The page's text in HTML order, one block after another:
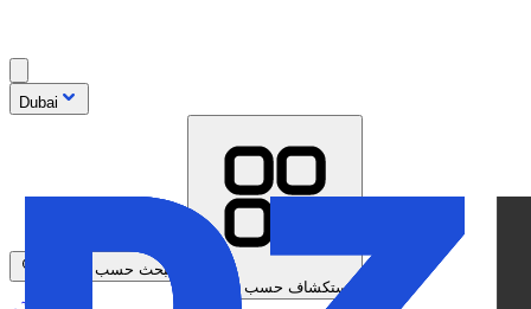
Dubai
البحث حسب الموديل
استكشاف حسب العلامة